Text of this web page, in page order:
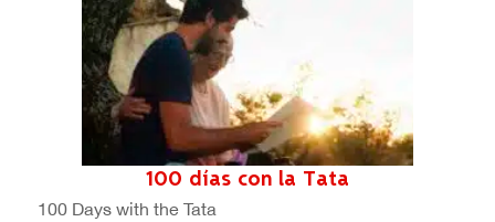
100 días con la Tata
100 Days with the Tata